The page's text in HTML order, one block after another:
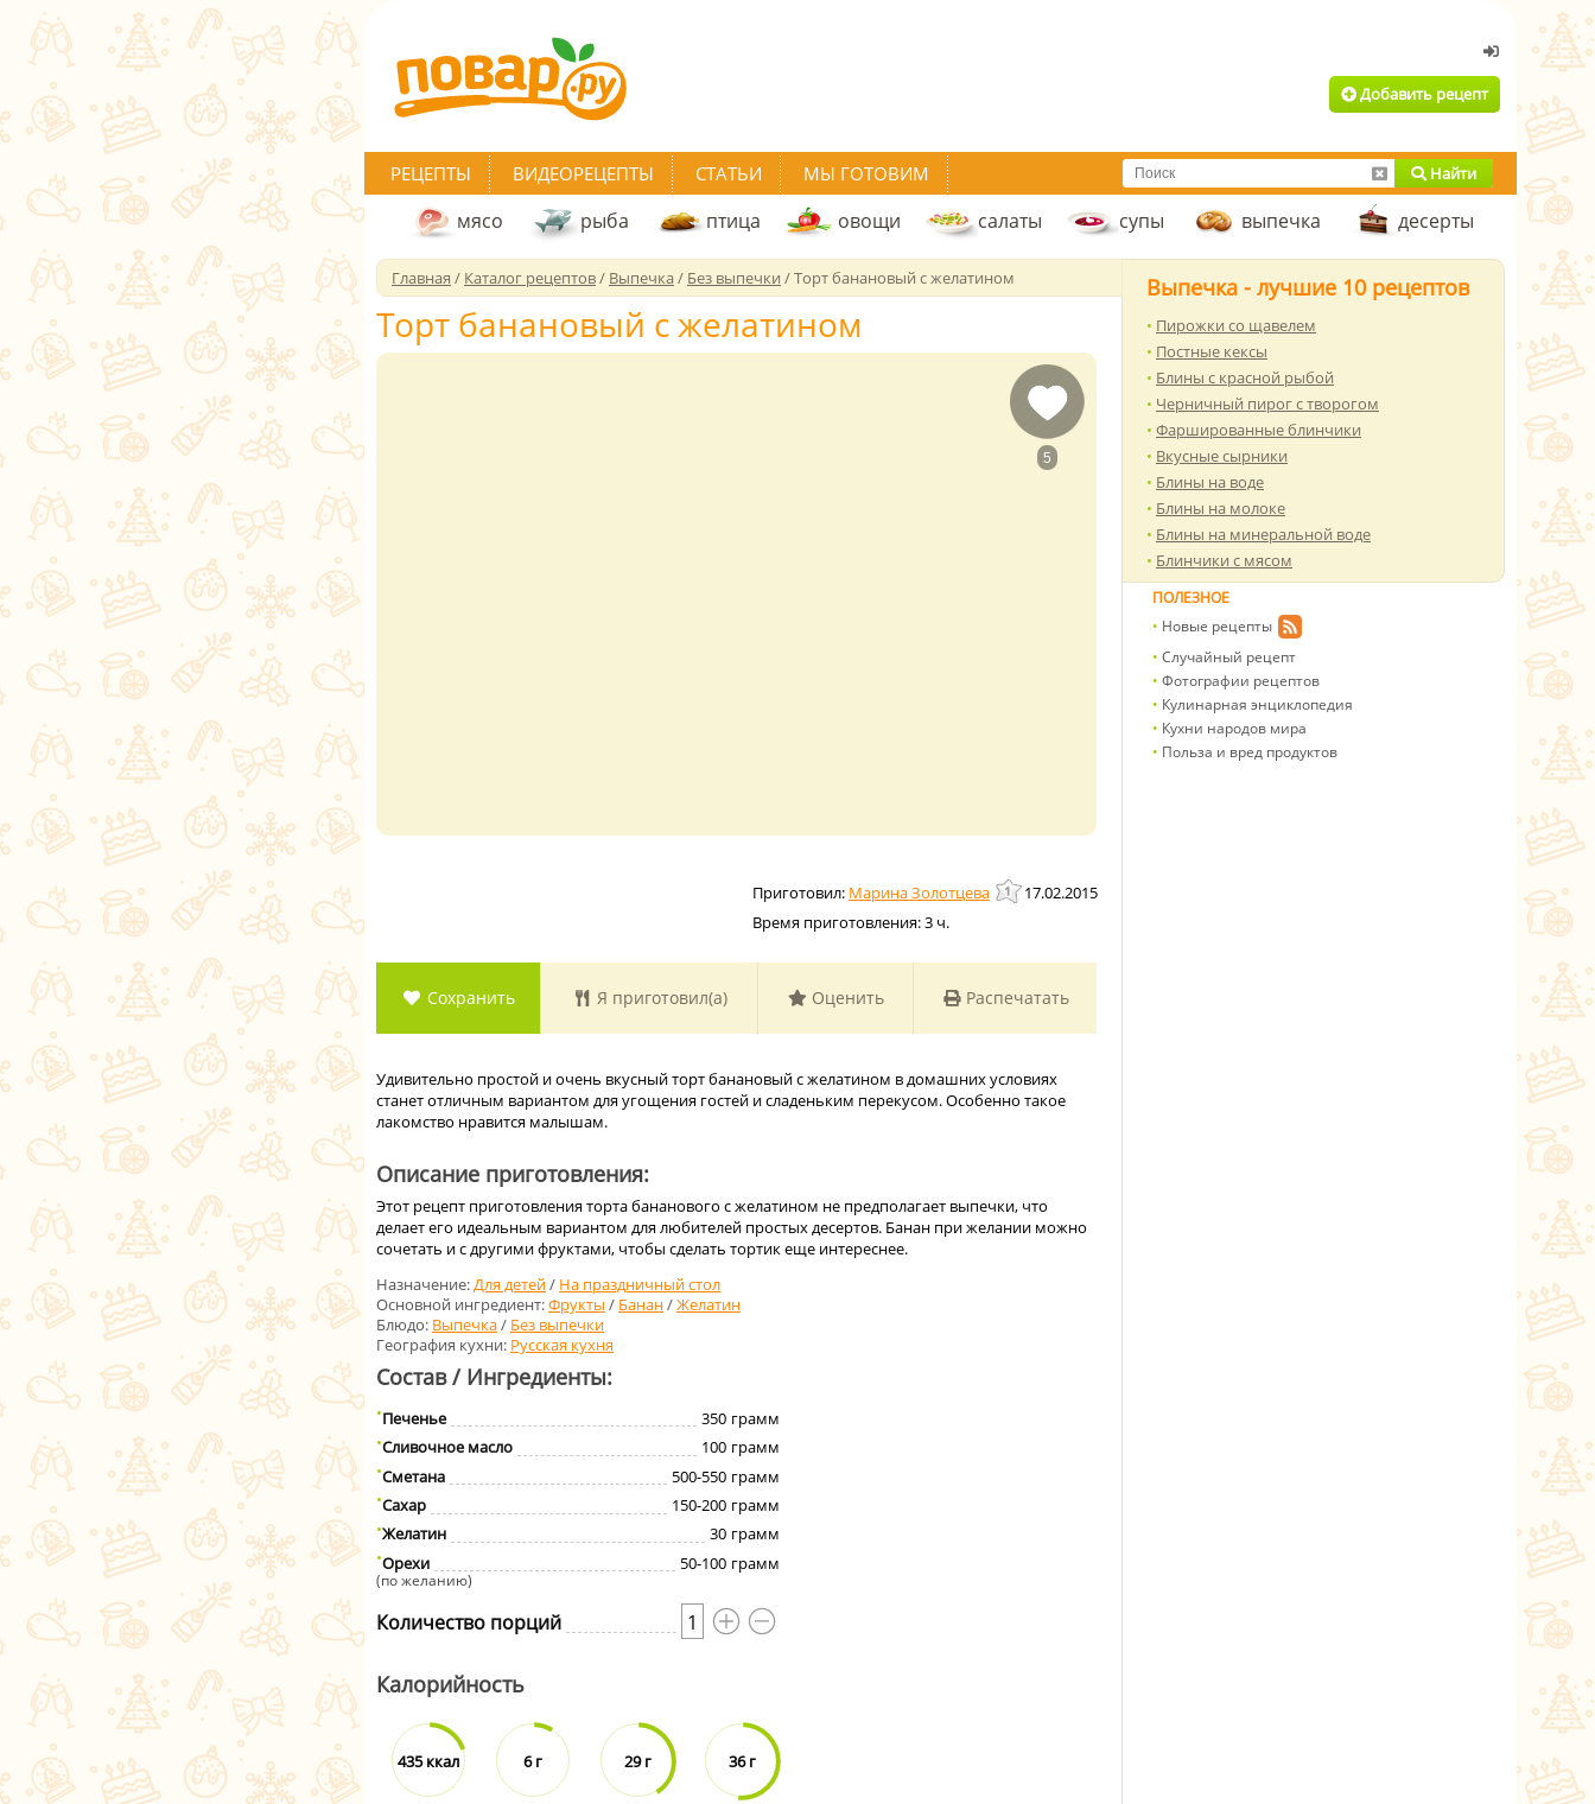
Добавить рецепт
РЕЦЕПТЫ ВИДЕОРЕЦЕПТЫ СТАТЬИ МЫ ГОТОВИМ Найти
мясо рыба птица овощи салаты супы выпечка десерты
Главная / Каталог рецептов/ Выпечка/ Без выпечки /Торт банановый с желатином
Торт банановый с желатином
5
Марина Золотцева
17.02.2015
Время приготовления:3 ч.
Сохранить Я приготовил(а) Оценить Распечатать
Удивительно простой и очень вкусный торт банановый с желатином в домашних условиях
станет отличным вариантом для угощения гостей и сладеньким перекусом. Особенно такое
лакомство нравится малышам.
Описание приготовления:
Этот рецепт приготовления торта бананового с желатином не предполагает выпечки, что
делает его идеальным вариантом для любителей простых десертов. Банан при желании можно
сочетать и с другими фруктами, чтобы сделать тортик еще интереснее.
Назначение:Для детей/ На праздничный стол
Основной ингредиент:Фрукты / Банан/Желатин
Блюдо: Выпечка/ Без выпечки
География кухни: Русская кухня
Состав / Ингредиенты:
Печенье 350 грамм
Сливочное масло
100 грамм
Сметана
500-550 грамм
Сахар
150-200 грамм
Желатин
30 грамм
Орехи
50-100 грамм
(по желанию)
Количество порций 1
Калорийность
435 ккал 6 г 29 г 36 г
Выпечка - лучшие 10 рецептов
Пирожки со щавелем
Постные кексы
Блины с красной рыбой
Черничный пирог с творогом
Фаршированные блинчики
Вкусные сырники
Блины на воде
Блины на молоке
Блины на минеральной воде
Блинчики с мясом
ПОЛЕЗНОЕ
Новые рецепты
Случайный рецепт
Фотографии рецептов
Кулинарная энциклопедия
Кухни народов мира
Польза и вред продуктов